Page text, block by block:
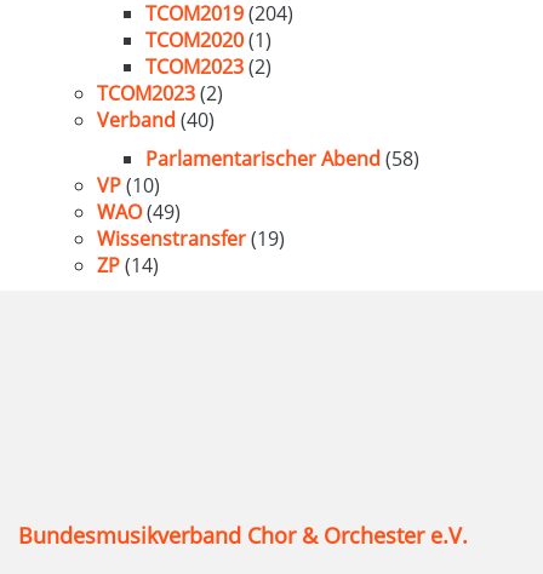
TCOM2019(204)
TCOM2020(1)
TCOM2023(2)
TCOM2023(2)
Verband (40)
Parlamentarischer Abend (58)
VP(10)
WAO(49)
Wissenstransfer(19)
ZP(14)
Bundesmusikverband Chor & Orchester e.V.